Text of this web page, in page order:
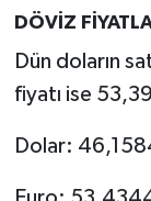
DÖVİZ
Dün doların
fiyatı ise
Dolar: